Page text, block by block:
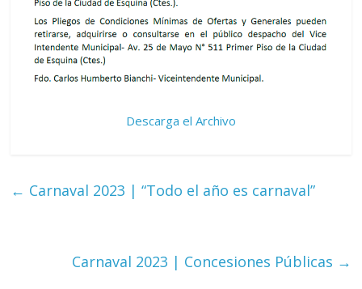
Descarga el Archivo
← Carnaval 2023 | “Todo el año es carnaval”
Carnaval 2023 | Concesiones Públicas →